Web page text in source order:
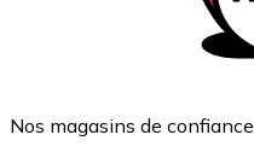
Nos magasins de confiance